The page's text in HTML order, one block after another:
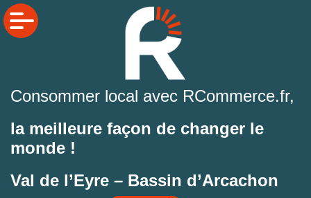
Consommer local avec RCommerce.fr,
la meilleure façon de changer le
monde !
Val de l’Eyre – Bassin d’Arcachon